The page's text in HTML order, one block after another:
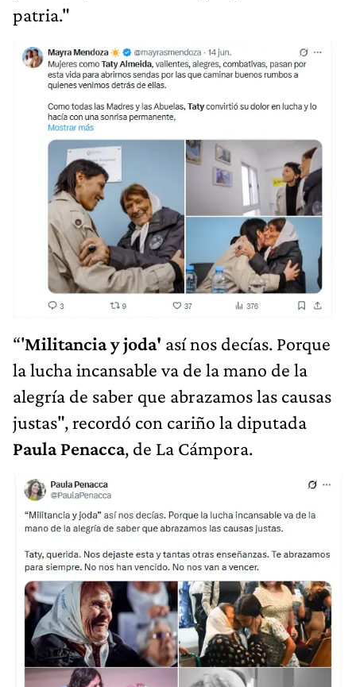
patria."
“'Militancia y joda' así nos decías. Porque
la lucha incansable va de la mano de la
alegría de saber que abrazamos las causas
justas", recordó con cariño la diputada
Paula Penacca, de La Cámpora.